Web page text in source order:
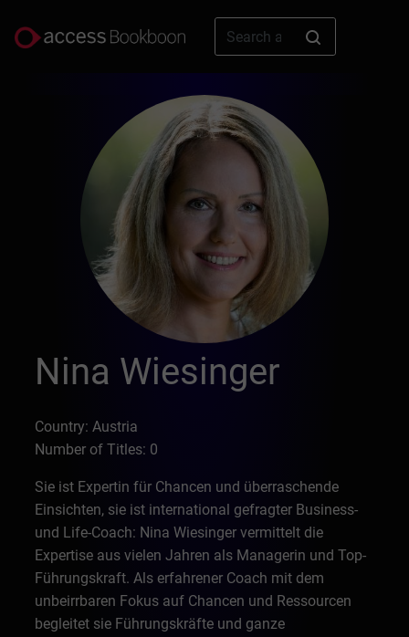
Nina Wiesinger
Country: Austria
Number of Titles: 0
Sie ist Expertin für Chancen und überraschende
Einsichten, sie ist international gefragter Business-
und Life-Coach: Nina Wiesinger vermittelt die
Expertise aus vielen Jahren als Managerin und Top-
Führungskraft. Als erfahrener Coach mit dem
unbeirrbaren Fokus auf Chancen und Ressourcen
begleitet sie Führungskräfte und ganze